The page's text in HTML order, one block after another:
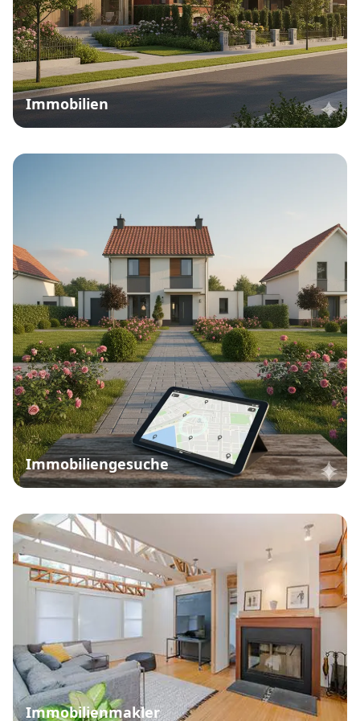
Immobilien
Immobiliengesuche
Immobilienmakler